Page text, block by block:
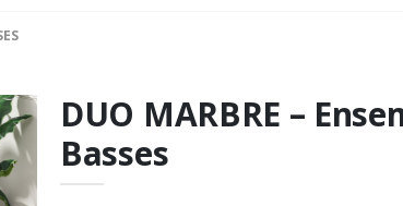
DUO MARBRE –
Basses